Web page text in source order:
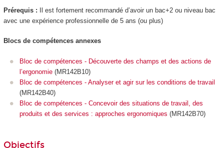
Prérequis : Il est fortement recommandé d’avoir un bac+2 ou niveau bac
avec une expérience professionnelle de 5 ans (ou plus)
Blocs de compétences annexes
Bloc de compétences - Découverte des champs et des actions de
l’ergonomie (MR142B10)
Bloc de compétences - Analyser et agir sur les conditions de travail
(MR142B40)
Bloc de compétences - Concevoir des situations de travail, des
produits et des services : approches ergonomiques (MR142B70)
Objectifs